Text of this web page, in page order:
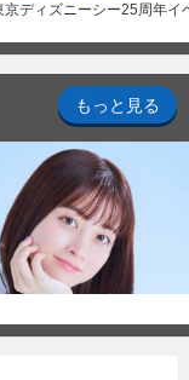
京ディズニーシー25周年イ
もっと見る